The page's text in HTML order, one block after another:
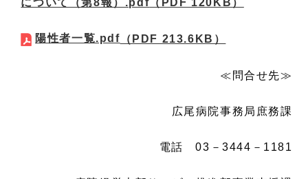
について（第8報）.pdf （PDF 120KB）
陽性者一覧.pdf （PDF 213.6KB）
≪問合せ先≫
広尾病院事務局庶務課
電話 03－3444－1181